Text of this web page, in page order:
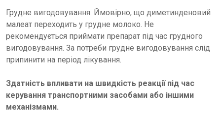
Грудне вигодовування. Ймовірно, що диметинденовий
малеат переходить у грудне молоко. Не
рекомендується приймати препарат під час грудного
вигодовування. За потреби грудне вигодовування слід
припинити на період лікування.
Здатність впливати на швидкість реакції під час
керування транспортними засобами або іншими
механізмами.